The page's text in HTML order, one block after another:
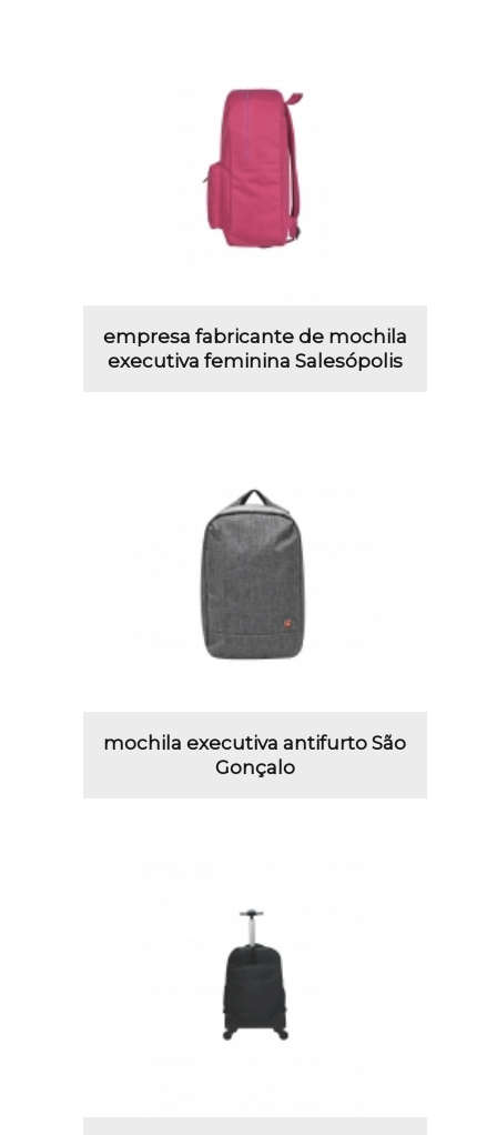
empresa fabricante de mochila
executiva feminina Salesópolis
mochila executiva antifurto São
Gonçalo